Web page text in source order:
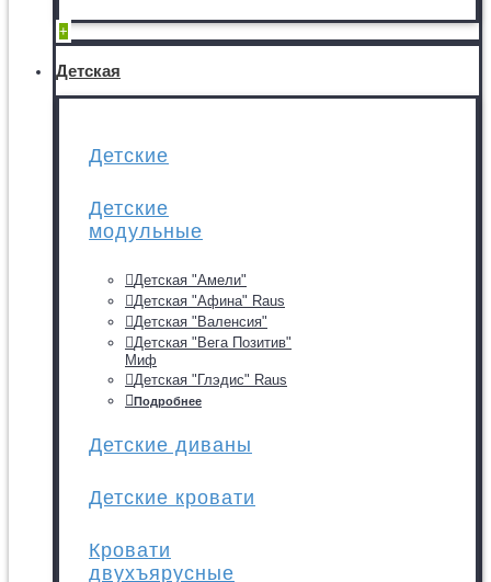
+
Детская
Детские
Детские
модульные
Детская "Амели"
Детская "Афина" Raus
Детская "Валенсия"
Детская "Вега Позитив"
Миф
Детская "Глэдис" Raus
Подробнее
Детские диваны
Детские кровати
Кровати
двухъярусные